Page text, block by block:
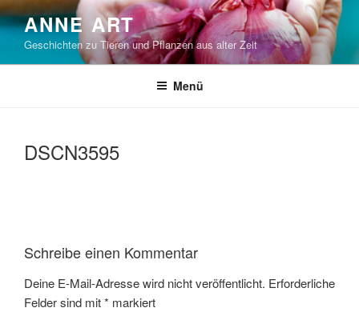
Zum
Inhalt
springen
ANNE ART
Geschichten zu Tieren und Pflanzen aus alter Zeit
Menü
DSCN3595
Schreibe einen Kommentar
Deine E-Mail-Adresse wird nicht veröffentlicht. Erforderliche
Felder sind mit* markiert